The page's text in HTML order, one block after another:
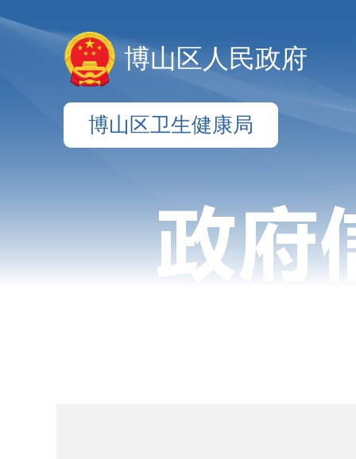
博山区人民政府
博山区卫生健康局